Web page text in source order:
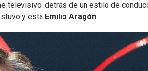
televisivo, detrás de un estilo de
y está Emilio Aragón.